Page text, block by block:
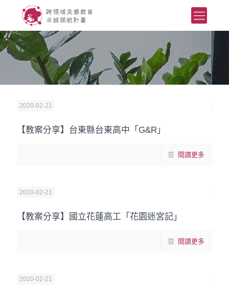
2020-02-21
【教案分享】台東縣台東高中「G&R」
閱讀更多
2020-02-21
【教案分享】國立花蓮高工「花園迷宮記」
閱讀更多
2020-02-21